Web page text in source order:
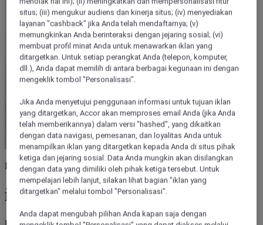
Picu kreativitas Anda
ibis Styles
situs; (iii) mengukur audiens dan kinerja situs; (iv) menyediakan
layanan "cashback" jika Anda telah mendaftarnya; (v)
memungkinkan Anda berinteraksi dengan jejaring sosial; (vi)
membuat profil minat Anda untuk menawarkan iklan yang
ditargetkan. Untuk setiap perangkat Anda (telepon, komputer,
dll.), Anda dapat memilih di antara berbagai kegunaan ini dengan
mengeklik tombol "Personalisasi".
Jika Anda menyetujui penggunaan informasi untuk tujuan iklan
yang ditargetkan, Accor akan memproses email Anda (jika Anda
telah memberikannya) dalam versi "hashed", yang dikaitkan
dengan data navigasi, pemesanan, dan loyalitas Anda untuk
menampilkan iklan yang ditargetkan kepada Anda di situs pihak
ketiga dan jejaring sosial. Data Anda mungkin akan disilangkan
dengan data yang dimiliki oleh pihak ketiga tersebut. Untuk
mempelajari lebih lanjut, silakan lihat bagian "iklan yang
ditargetkan" melalui tombol "Personalisasi".
Anda dapat mengubah pilihan Anda kapan saja dengan